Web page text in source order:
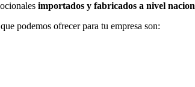
importados y fabricados a nivel
podemos ofrecer para tu empresa son: